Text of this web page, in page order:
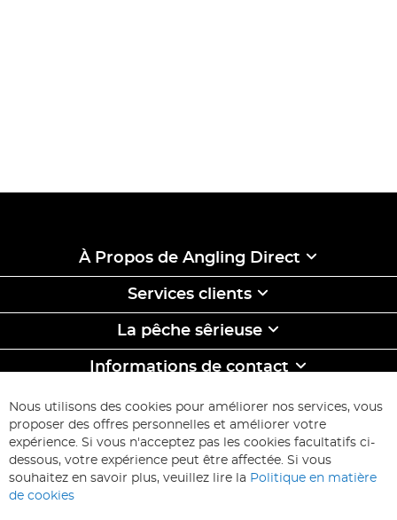
À Propos de Angling Direct
Services clients
La pêche sêrieuse
Informations de contact
ABONNEZ-VOUS & ECONOMISEZ
Inscription
à
d’information
:
Inscription
Nous utilisons des cookies pour améliorer nos services, vous
proposer des offres personnelles et améliorer votre
expérience. Si vous n'acceptez pas les cookies facultatifs ci-
dessous, votre expérience peut être affectée. Si vous
souhaitez en savoir plus, veuillez lire la Politique en matière
de cookies